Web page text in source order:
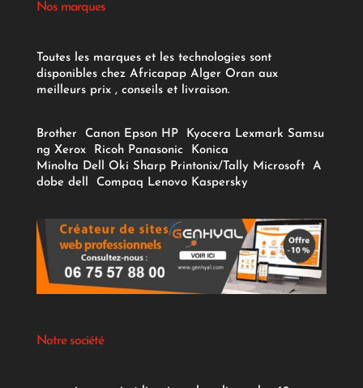
Nos marques
Toutes les marques et les technologies sont
disponibles chez Africapap Alger Oran aux
meilleurs prix , conseils et livraison.
Brother Canon Epson HP Kyocera Lexmark Samsu
ng Xerox Ricoh Panasonic
Konica
Minolta Dell Oki Sharp Printonix/Tally Microsoft
A
dobe dell Compaq Lenovo Kaspersky
Notre société